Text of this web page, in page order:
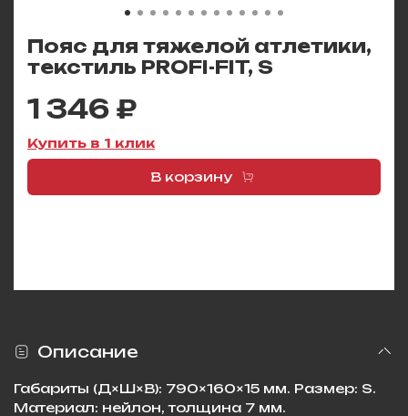
Пояс для тяжелой атлетики,
текстиль PROFI-FIT, S
1 346 ₽
Купить в 1 клик
В корзину
Описание
Габариты (Д×Ш×В): 790×160×15 мм. Размер: S.
Материал: нейлон, толщина 7 мм.